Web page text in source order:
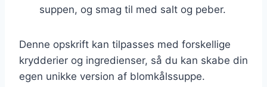
suppen, og smag til med salt og peber.
Denne opskrift kan tilpasses med forskellige
krydderier og ingredienser, så du kan skabe din
egen unikke version af blomkålssuppe.